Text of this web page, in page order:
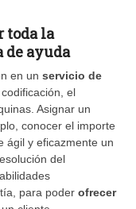
toda la
de ayuda
en un servicio de
el
Asignar un
conocer el importe
ágil y eficazmente un
del
para poder ofrecer